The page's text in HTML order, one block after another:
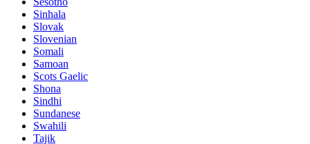
Sinhala
Slovak
Slovenian
Somali
Samoan
Scots Gaelic
Shona
Sindhi
Sundanese
Swahili
Tajik